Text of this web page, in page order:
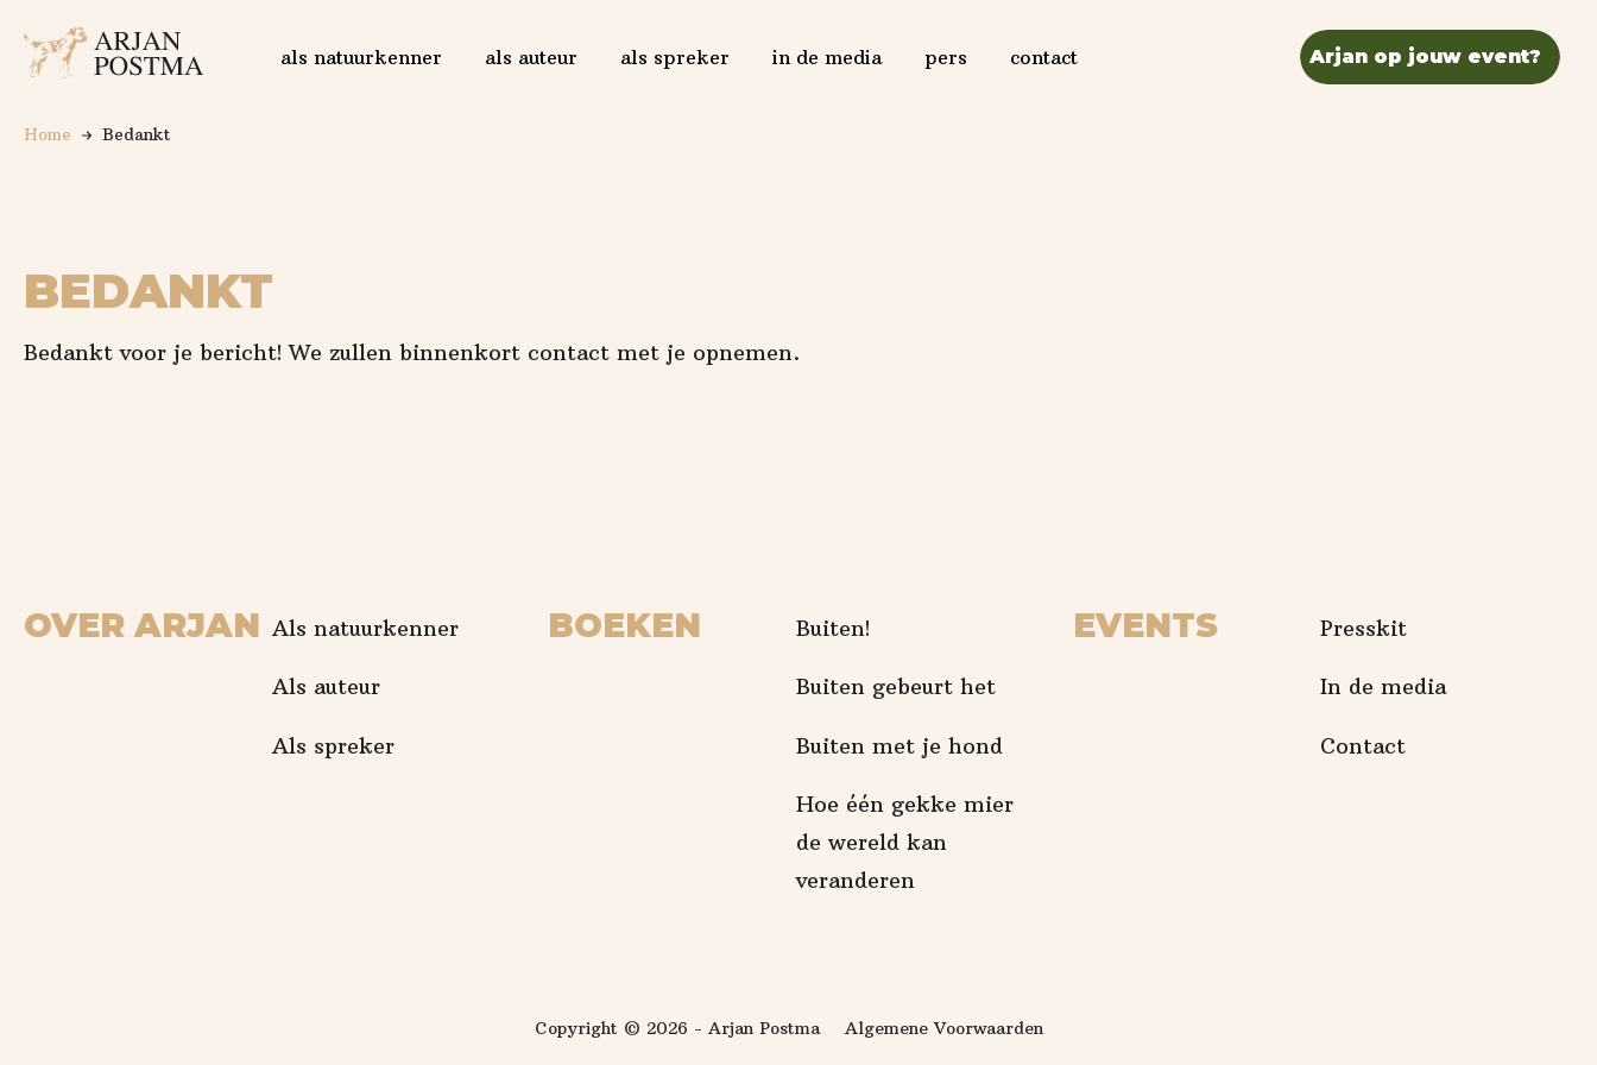
Logo Arjan Postma
als natuurkenner als auteur als spreker in de media pers contact Arjan op jouw event?
Home Bedankt
BEDANKT
Bedankt voor je bericht! We zullen binnenkort contact met je opnemen.
OVER ARJAN Als natuurkenner
Als auteur
Als spreker
BOEKEN Buiten!
Buiten gebeurt het
Buiten met je hond
Hoe één gekke mier
de wereld kan
veranderen
EVENTS Presskit
In de media
Contact
Copyright © 2026 - Arjan Postma Algemene Voorwaarden